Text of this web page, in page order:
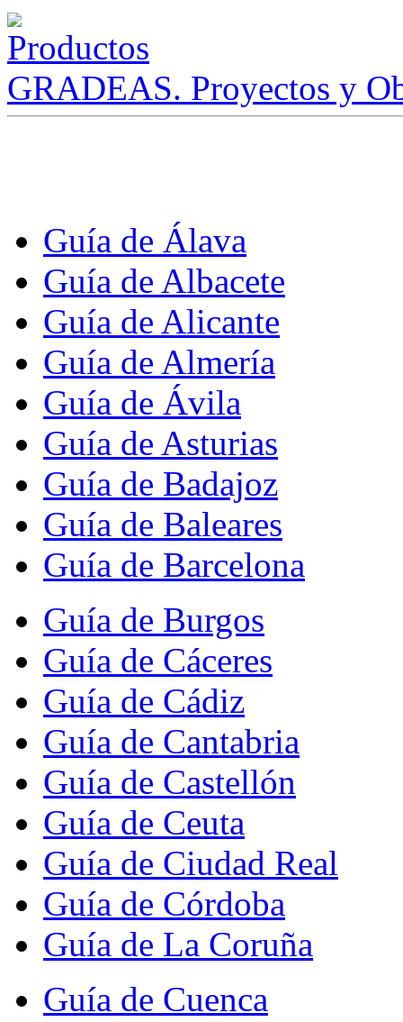
GRADEAS. Proyectos y
Guía de Álava
Guía de Albacete
Guía de Alicante
Guía de Almería
Guía de Ávila
Guía de Asturias
Guía de Badajoz
Guía de Baleares
Guía de Barcelona
Guía de Burgos
Guía de Cáceres
Guía de Cádiz
Guía de Cantabria
Guía de Castellón
Guía de Ceuta
Guía de Ciudad Real
Guía de Córdoba
Guía de La Coruña
Guía de Cuenca